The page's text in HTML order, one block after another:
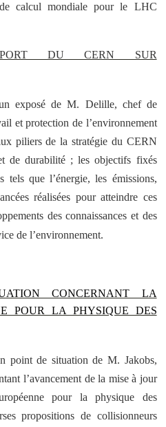
calcul mondiale pour le LHC
DU CERN SUR
exposé de M. Delille, chef de
et protection de l’environnement
piliers de la stratégie du CERN
de durabilité ; les objectifs fixés
tels que l’énergie, les émissions,
réalisées pour atteindre ces
des connaissances et des
de l’environnement.
CONCERNANT LA
POUR LA PHYSIQUE DES
point de situation de M. Jakobs,
l’avancement de la mise à jour
pour la physique des
propositions de collisionneurs